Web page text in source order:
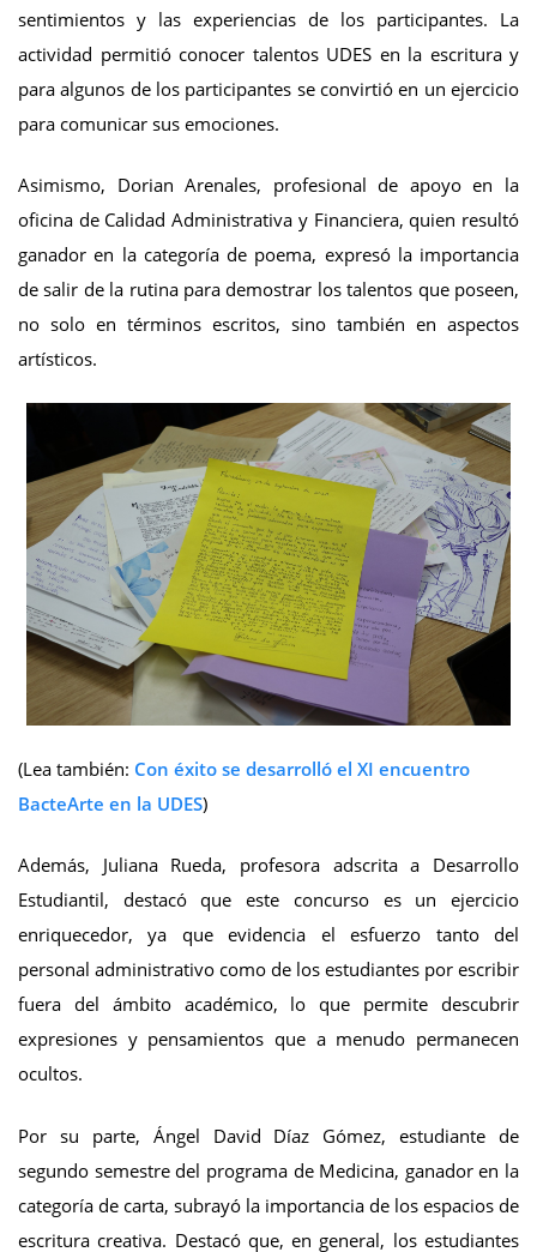
sentimientos y las experiencias de los participantes. La
actividad permitió conocer talentos UDES en la escritura y
para algunos de los participantes se convirtió en un ejercicio
para comunicar sus emociones.
Asimismo, Dorian Arenales, profesional de apoyo en la
oficina de Calidad Administrativa y Financiera, quien resultó
ganador en la categoría de poema, expresó la importancia
de salir de la rutina para demostrar los talentos que poseen,
no solo en términos escritos, sino también en aspectos
artísticos.
(Lea también: Con éxito se desarrolló el XI encuentro
BacteArte en la UDES)
Además, Juliana Rueda, profesora adscrita a Desarrollo
Estudiantil, destacó que este concurso es un ejercicio
enriquecedor, ya que evidencia el esfuerzo tanto del
personal administrativo como de los estudiantes por escribir
fuera del ámbito académico, lo que permite descubrir
expresiones y pensamientos que a menudo permanecen
ocultos.
Por su parte, Ángel David Díaz Gómez, estudiante de
segundo semestre del programa de Medicina, ganador en la
categoría de carta, subrayó la importancia de los espacios de
escritura creativa. Destacó que, en general, los estudiantes